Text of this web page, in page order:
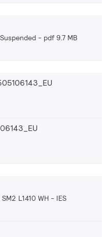
pdf 9.7 MB
L1410 WH IES